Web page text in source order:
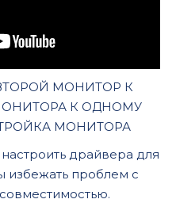
МОНИТОР К
К ОДНОМУ
МОНИТОРА
драйвера для
избежать проблем с